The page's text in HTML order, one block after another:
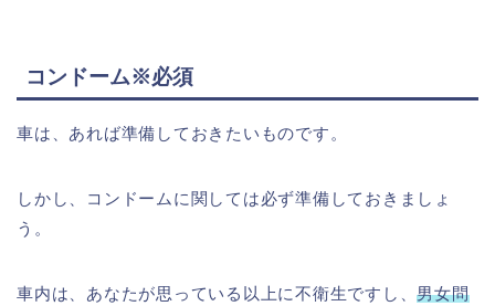
コンドーム※必須
車は、あれば準備しておきたいものです。
しかし、コンドームに関しては必ず準備しておきましょ
う。
車内は、あなたが思っている以上に不衛生ですし、男女問